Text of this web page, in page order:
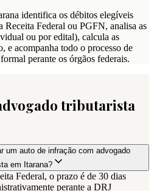
identifica os débitos elegíveis
Receita Federal ou PGFN, analisa as
ou por edital), calcula as
e acompanha todo o processo de
perante os órgãos federais.
tributarista
um auto de infração com advogado
em Itarana?
Federal, o prazo é de 30 dias
perante a DRJ